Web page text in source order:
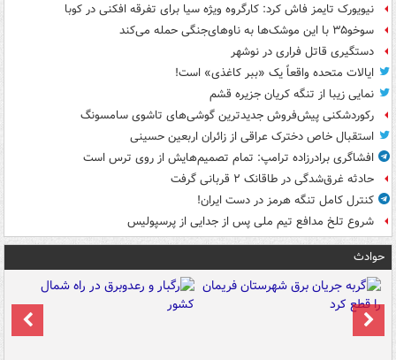
نیویورک تایمز فاش کرد: کارگروه ویژه سیا برای تفرقه افکنی در کوبا
سوخو۳۵ با این موشک‌ها به ناوهای‌جنگی حمله می‌کند
دستگیری قاتل فراری در نوشهر
ایالات متحده واقعاً یک «ببر کاغذی» است!
نمایی زیبا از تنگه کریان جزیره قشم
رکوردشکنی پیش‌فروش جدیدترین گوشی‌های تاشوی سامسونگ
استقبال خاص دخترک عراقی از زائران اربعین حسینی
افشاگری برادرزاده ترامپ: تمام تصمیم‌هایش از روی ترس است
حادثه غرق‌شدگی در طاقانک ۲ قربانی گرفت
کنترل کامل تنگه هرمز در دست ایران!
شروع تلخ مدافع تیم ملی پس از جدایی از پرسپولیس
حوادث